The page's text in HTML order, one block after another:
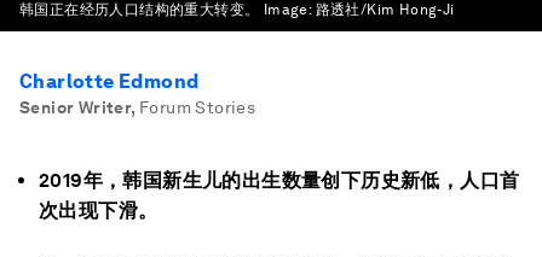
韩国正在经历人口结构的重大转变。 Image: 路透社/Kim Hong-Ji
Charlotte Edmond
Senior Writer, Forum Stories
2019年，韩国新生儿的出生数量创下历史新低，人口首
次出现下滑。